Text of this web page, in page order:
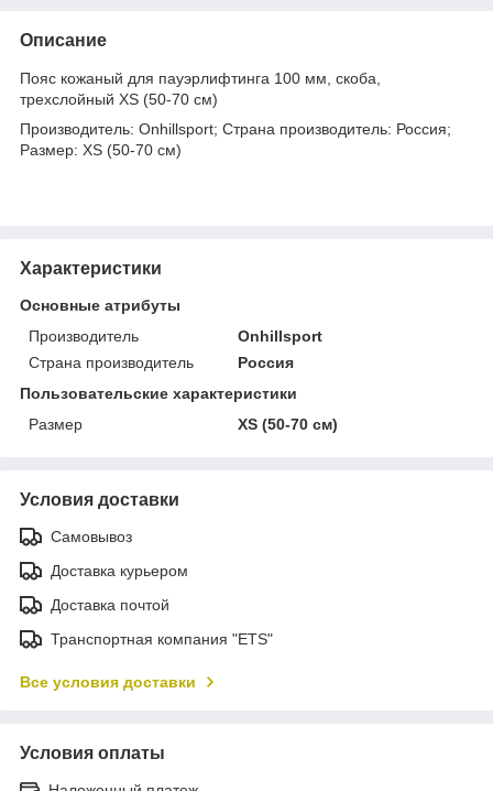
Описание
Пояс кожаный для пауэрлифтинга 100 мм, скоба,
трехслойный XS (50-70 см)
Производитель: Onhillsport; Страна производитель: Россия;
Размер: XS (50-70 см)
Характеристики
Основные атрибуты
Производитель
Onhillsport
Страна производитель
Россия
Пользовательские характеристики
Размер
XS (50-70 см)
Условия доставки
Самовывоз
Доставка курьером
Доставка почтой
Транспортная компания "ETS"
Все условия доставки
Условия оплаты